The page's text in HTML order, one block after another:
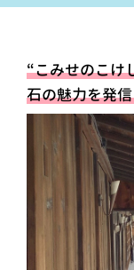
“こみせのこけ
石の魅力を発